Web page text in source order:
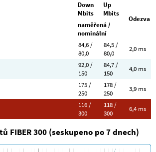
Down
Mbits
Up
Mbits
Odezva
naměřená /
nominální
84,6 /
80,0
84,5 /
80,0
2,0 ms
92,0 /
150
84,7 /
150
4,0 ms
175 /
250
178 /
250
3,9 ms
116 /
300
118 /
300
6,4 ms
FIBER 300 (seskupeno po 7 dnech)